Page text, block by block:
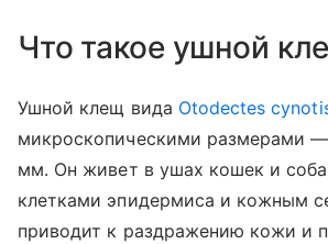
Что такое ушной
Ушной клещ вида Otodectes
микроскопическими размерами
мм. Он живет в ушах кошек и
клетками эпидермиса и кожным
приводит к раздражению кожи и